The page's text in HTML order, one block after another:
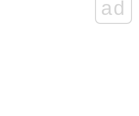
ad